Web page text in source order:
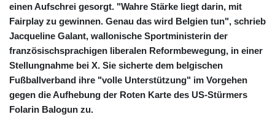
einen Aufschrei gesorgt. "Wahre Stärke liegt darin, mit
Fairplay zu gewinnen. Genau das wird Belgien tun", schrieb
Jacqueline Galant, wallonische Sportministerin der
französischsprachigen liberalen Reformbewegung, in einer
Stellungnahme bei X. Sie sicherte dem belgischen
Fußballverband ihre "volle Unterstützung" im Vorgehen
gegen die Aufhebung der Roten Karte des US-Stürmers
Folarin Balogun zu.